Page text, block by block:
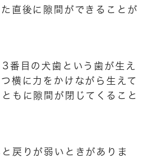
直後に隙間ができることが
番目の犬歯という歯が生え
横に力をかけながら生えて
もに隙間が閉じてくること
戻りが弱いときがありま